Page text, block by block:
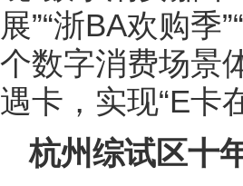
展”“浙BA欢购季
个数字消费场景
遇卡，实现“E卡
杭州综试区十